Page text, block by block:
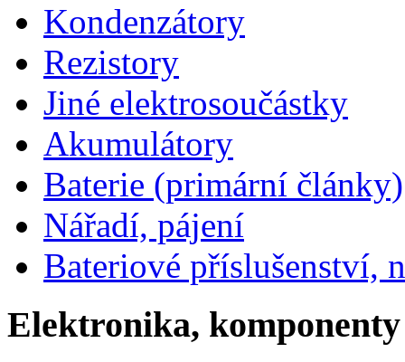
Kondenzátory
Rezistory
Jiné elektrosoučástky
Akumulátory
Baterie (primární články)
Nářadí, pájení
Bateriové příslušenství,
Elektronika, komponenty